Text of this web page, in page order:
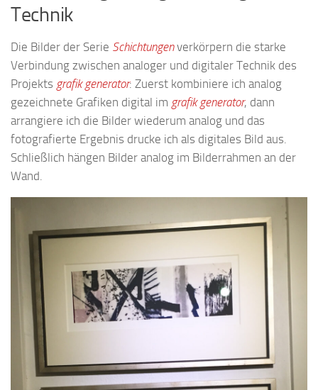
Technik
Die Bilder der Serie Schichtungenverkörpern die starke
Verbindung zwischen analoger und digitaler Technik des
Projekts grafik generator: Zuerst kombiniere ich analog
gezeichnete Grafiken digital im grafik generator, dann
arrangiere ich die Bilder wiederum analog und das
fotografierte Ergebnis drucke ich als digitales Bild aus.
Schließlich hängen Bilder analog im Bilderrahmen an der
Wand.